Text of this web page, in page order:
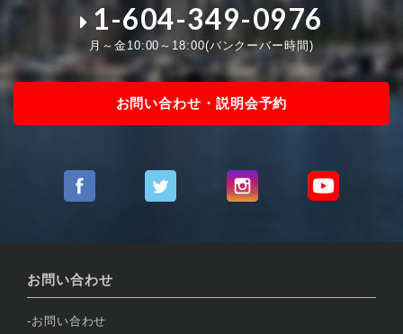
1-604-349-0976
月～金10:00～18:00(バンクーバー時間)
お問い合わせ・説明会予約
お問い合わせ
お問い合わせ